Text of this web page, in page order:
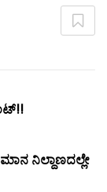
ನಿಲ್ದಾಣದಲ್ಲೇ